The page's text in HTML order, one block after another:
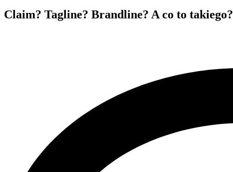
Claim? Tagline? Brandline? A co to takiego?